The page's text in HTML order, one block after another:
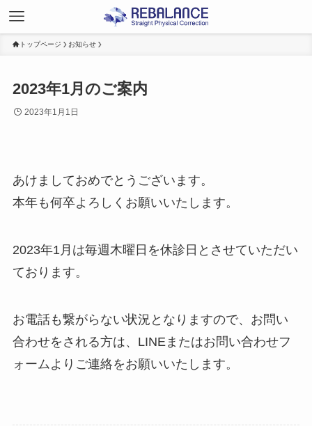
トップページ お知らせ
2023年1月のご案内
2023年1月1日
あけましておめでとうございます。
本年も何卒よろしくお願いいたします。
2023年1月は毎週木曜日を休診日とさせていただい
ております。
お電話も繋がらない状況となりますので、お問い
合わせをされる方は、LINEまたはお問い合わせフ
ォームよりご連絡をお願いいたします。